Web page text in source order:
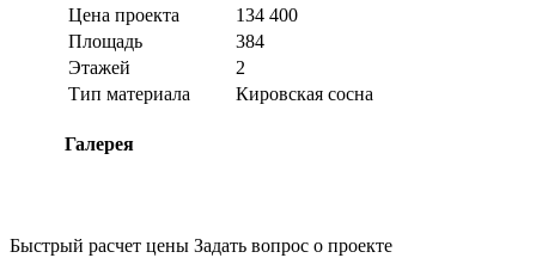
Цена проекта
134 400
Площадь
384
Этажей
2
Тип материала
Кировская сосна
Галерея
Быстрый расчет цены Задать вопрос о проекте